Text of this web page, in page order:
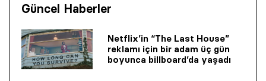
Güncel Haberler
Netflix’in “The Last House”
reklamı için bir adam üç gün
boyunca billboard’da yaşadı